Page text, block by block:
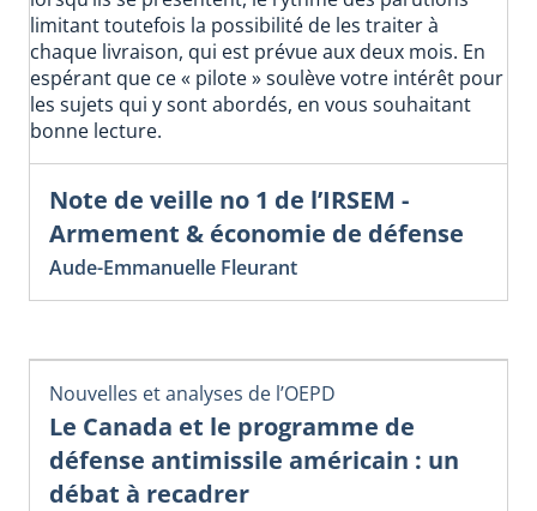
limitant toutefois la possibilité de les traiter à
chaque livraison, qui est prévue aux deux mois. En
espérant que ce « pilote » soulève votre intérêt pour
les sujets qui y sont abordés, en vous souhaitant
bonne lecture.
Note de veille no 1 de l’IRSEM -
Armement & économie de défense
Aude-Emmanuelle Fleurant
Nouvelles et analyses de l’OEPD
Le Canada et le programme de
défense antimissile américain : un
débat à recadrer